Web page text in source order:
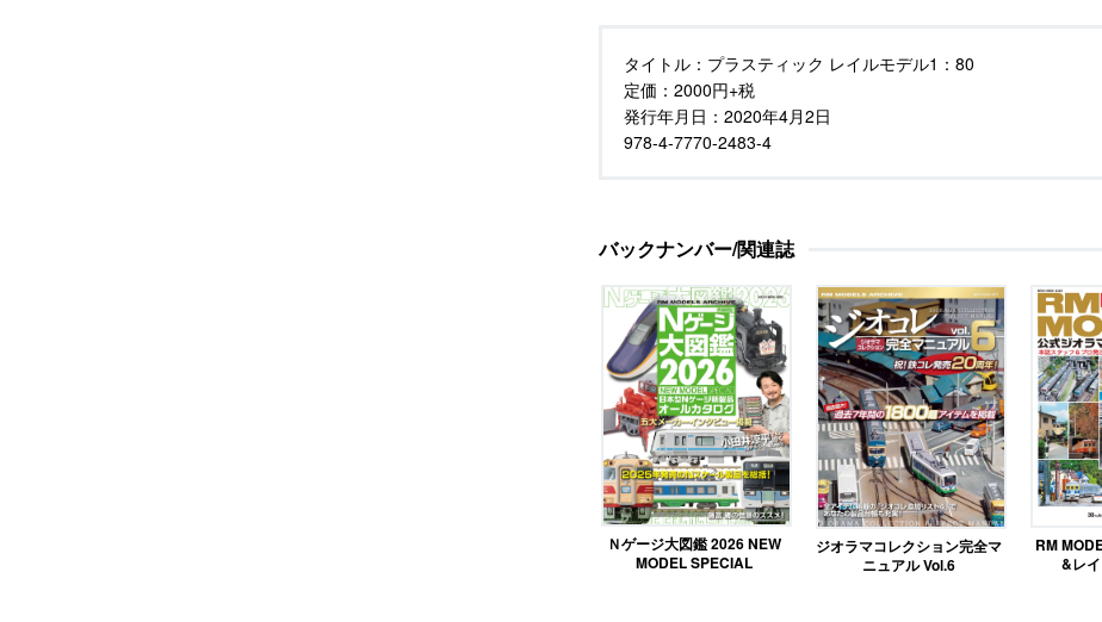
タイトル： プラスティック レイルモデル1：80
定価： 2000円+税
発行年月日： 2020年4月2日
978-4-7770-2483-4
バックナンバー/関連誌
Ｎゲージ大図鑑 2026 NEW
MODEL SPECIAL
ジオラマコレクション完全マ
ニュアル Vol.6
RM
&レ